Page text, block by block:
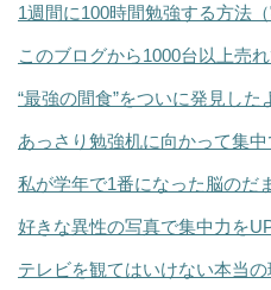
1週間に100時間勉強する方法（
このブログから1000台以上売
“最強の間食”をついに発見した
あっさり勉強机に向かって集
私が学年で1番になった脳のだ
好きな異性の写真で集中力を
テレビを観てはいけない本当の